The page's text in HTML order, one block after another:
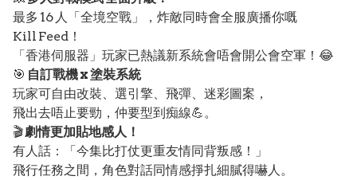
最多 16 人「全境空戰」，炸敵同時會全服廣播你嘅
Kill Feed！
「香港伺服器」玩家已熱議新系統會唔會開公會空軍！😂
🎯 自訂戰機 x 塗裝系統
玩家可自由改裝、選引擎、飛彈、迷彩圖案，
飛出去唔止要勁，仲要型到痴線💪。
🎬劇情更加貼地感人！
有人話：「今集比打仗更重友情同背叛感！」
飛行任務之間，角色對話同情感掙扎細膩得嚇人。